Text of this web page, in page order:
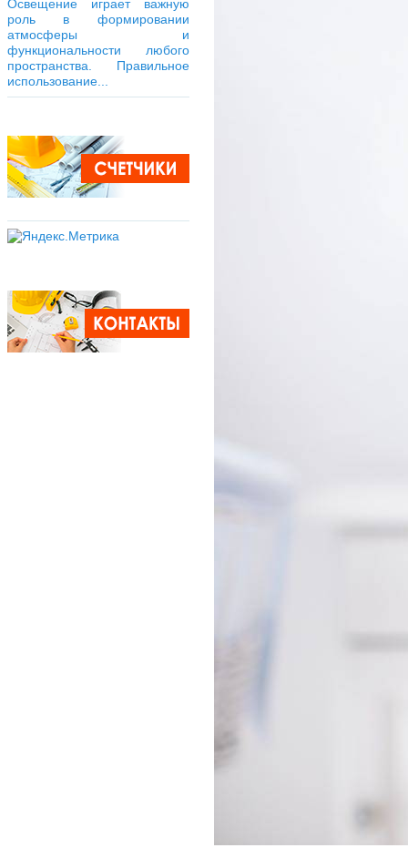
Освещение играет важную
роль в формировании
атмосферы и
функциональности любого
пространства. Правильное
использование...